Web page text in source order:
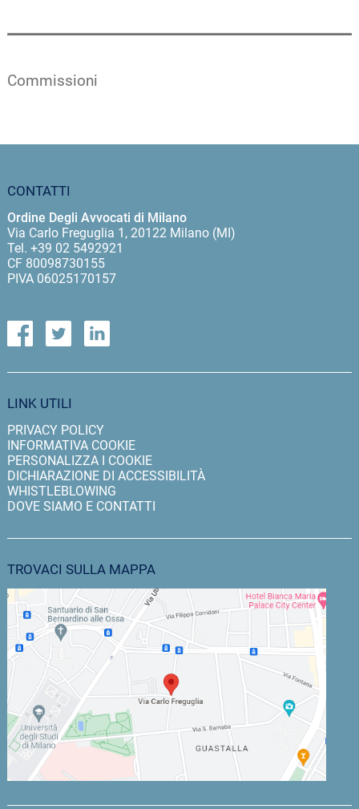
Commissioni
CONTATTI
Ordine Degli Avvocati di Milano
Via Carlo Freguglia 1, 20122 Milano (MI)
Tel. +39 02 5492921
CF 80098730155
PIVA 06025170157
LINK UTILI
PRIVACY POLICY
INFORMATIVA COOKIE
PERSONALIZZA I COOKIE
DICHIARAZIONE DI ACCESSIBILITÀ
WHISTLEBLOWING
DOVE SIAMO E CONTATTI
TROVACI SULLA MAPPA